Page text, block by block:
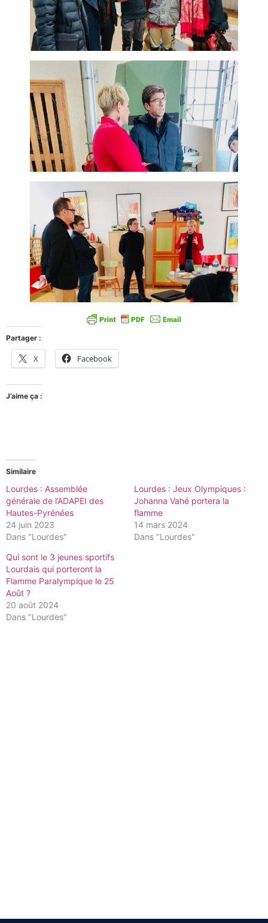
Partager :
X Facebook
J’aime ça :
Similaire
Lourdes : Assemblée
générale de l’ADAPEI des
Hautes-Pyrénées
24 juin 2023
Dans "Lourdes"
Lourdes : Jeux Olympiques :
Johanna Vahé portera la
flamme
14 mars 2024
Dans "Lourdes"
Qui sont le 3 jeunes sportifs
Lourdais qui porteront la
Flamme Paralympique le 25
Août ?
20 août 2024
Dans "Lourdes"